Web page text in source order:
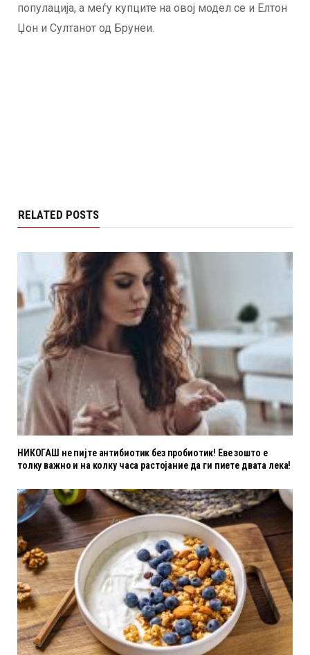
популација, а меѓу купците на овој модел се и Елтон
Џон и Султанот од Брунеи.
RELATED POSTS
НИКОГАШ не пијте антибиотик без пробиотик! Еве зошто е
толку важно и на колку часа растојание да ги пиете двата лека!